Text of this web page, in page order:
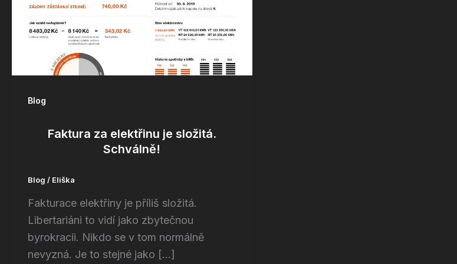
Blog
Faktura za elektřinu je složitá.
Schválně!
Blog / Eliška
Fakturace elektřiny je příliš složitá.
Libertariáni to vidí jako zbytečnou
byrokracii. Nikdo se v tom normálně
nevyzná. Je to stejné jako […]